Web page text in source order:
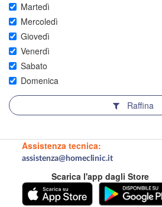
Martedì
Mercoledì
Giovedì
Venerdì
Sabato
Domenica
Raffina
Assistenza tecnica:
assistenza@homeclinic.it
Scarica l'app dagli Store